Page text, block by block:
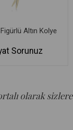
Altın Kolye
Sorunuz
olarak sizlere